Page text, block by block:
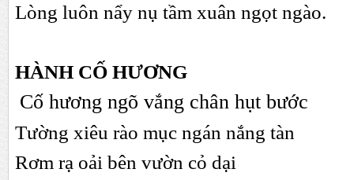
Lòng luôn nẩy nụ tầm xuân ngọt ngào.
HÀNH CỐ HƯƠNG
Cố hương ngõ vắng chân hụt bước
Tường xiêu rào mục ngán nắng tàn
Rơm rạ oải bên vườn cỏ dại